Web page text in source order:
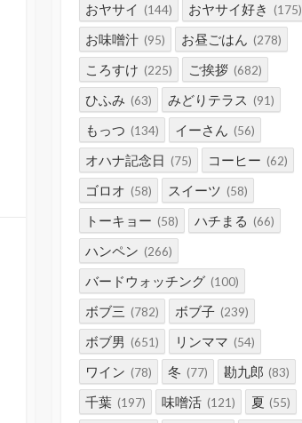
おヤサイ (144) おヤサイ好き (175)
お味噌汁 (95) お昼ごはん (278)
ころすけ (225) ご挨拶 (682)
ひふみ (63) みどりテラス (91)
もっつ (134) イーさん (56)
オハナ記念日 (75) コーヒー (62)
ゴロオ (58) スイーツ (58)
トーキョー (58) ハチまる (66)
ハンペン (266)
バードウォッチング (100)
ボブ三 (782) ボブ子 (239)
ボブ男 (651) リンママ (54)
ワイン (78) 冬 (77) 勘九郎 (83)
千葉 (197) 味噌活 (121) 夏 (55)